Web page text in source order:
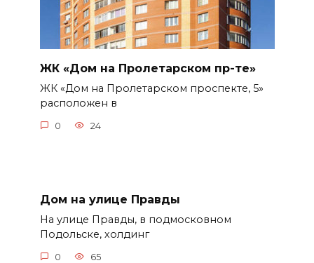
ЖК «Дом на Пролетарском пр-те»
ЖК «Дом на Пролетарском проспекте, 5»
расположен в
0 24
Дом на улице Правды
На улице Правды, в подмосковном
Подольске, холдинг
0 65